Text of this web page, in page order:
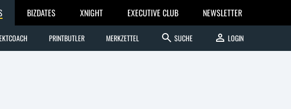
BIZDATES XNIGHT EXECUTIVE CLUB NEWSLETTER
PRINTBUTLER MERKZETTEL search SUCHE person LOGIN